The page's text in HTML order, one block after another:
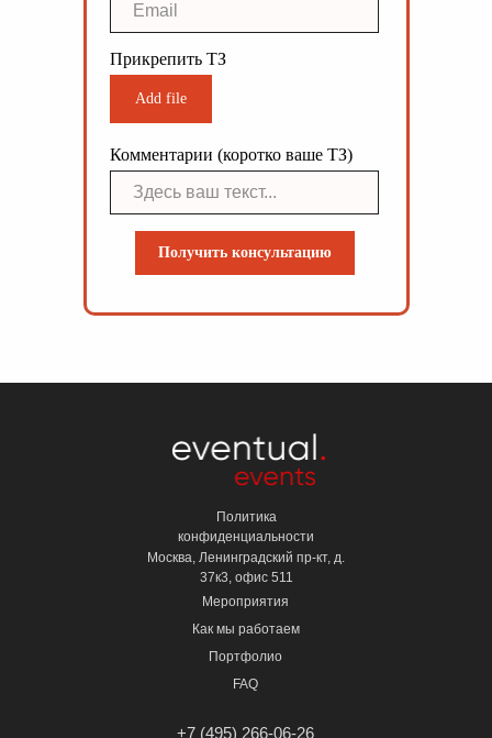
Прикрепить ТЗ
Add file
Комментарии (коротко ваше ТЗ)
Получить консультацию
Политика
конфиденциальности
Москва, Ленинградский пр-кт, д.
37к3, офис 511
Мероприятия
Как мы работаем
Портфолио
FAQ
+7 (495) 266-06-26